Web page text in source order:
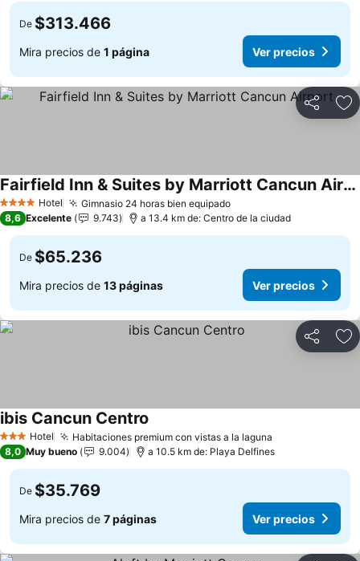
De $313.466
Mira precios de 1 página Ver precios
Compartir
4 EstrellasHotel Gimnasio 24 horas bien equipadoVer precios
Fairfield Inn & Suites by Marriott Cancun Airport
Ver precios
8,6 Excelente 9.743 a 13.4 km de: Centro de la ciudad
De $65.236
Mira precios de 13 páginas Ver precios
Compartir
3 Estrellas
Hotel Habitaciones premium con vistas a la laguna
ibis Cancun Centro
8,0 Muy bueno 9.004 a 10.5 km de: Playa Delfines
De $35.769
Mira precios de 7 páginas Ver precios